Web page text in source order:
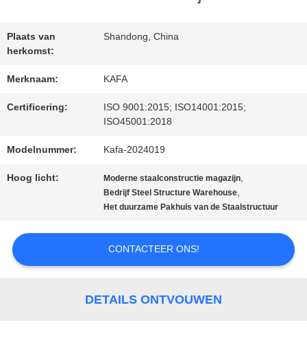
OVER
ONS
FABRIEKSTOUR
KWALITEITSCONTROLE
CONTACT
MET
Plaats van
herkomst:
Shandong, China
Merknaam: KAFA
Certificering:
ISO 9001:2015; ISO14001:2015;
ISO45001:2018
Modelnummer: Kafa-2024019
Hoog licht: Moderne staalconstructie magazijn,
Bedrijf Steel Structure Warehouse,
Het duurzame Pakhuis van de Staalstructuur
CONTACTEER ONS!
DETAILS ONTVOUWEN